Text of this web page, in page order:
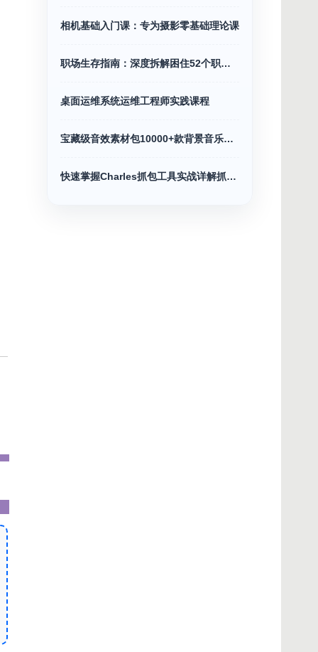
相机基础入门课：专为摄影零基础理论课
职场生存指南：深度拆解困住52个职场难题
桌面运维系统运维工程师实践课程
宝藏级音效素材包10000+款背景音乐音效合集
快速掌握Charles抓包工具实战详解抓包神器